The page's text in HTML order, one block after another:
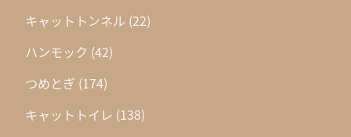
キャットトンネル (22)
ハンモック (42)
つめとぎ (174)
キャットトイレ (138)